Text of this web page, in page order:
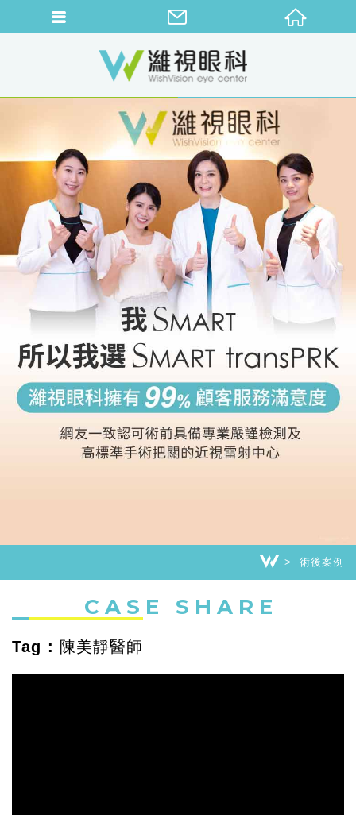
術後案例
CASE SHARE
Tag : 陳美靜醫師